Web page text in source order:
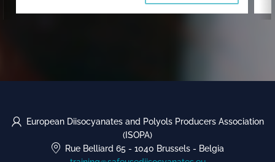
European Diisocyanates and Polyols Producers Association
(ISOPA)
Rue Belliard 65 - 1040 Brussels - Belgia